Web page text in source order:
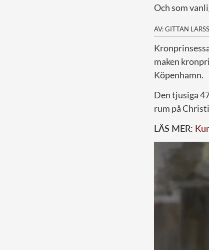
Och som
AV: GITTAN
K
maken
Köpenhamn.
Den tjusiga
rum på
LÄS MER: